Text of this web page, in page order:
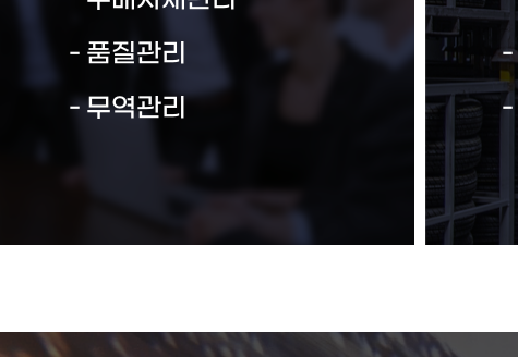
품질관리
무역관리